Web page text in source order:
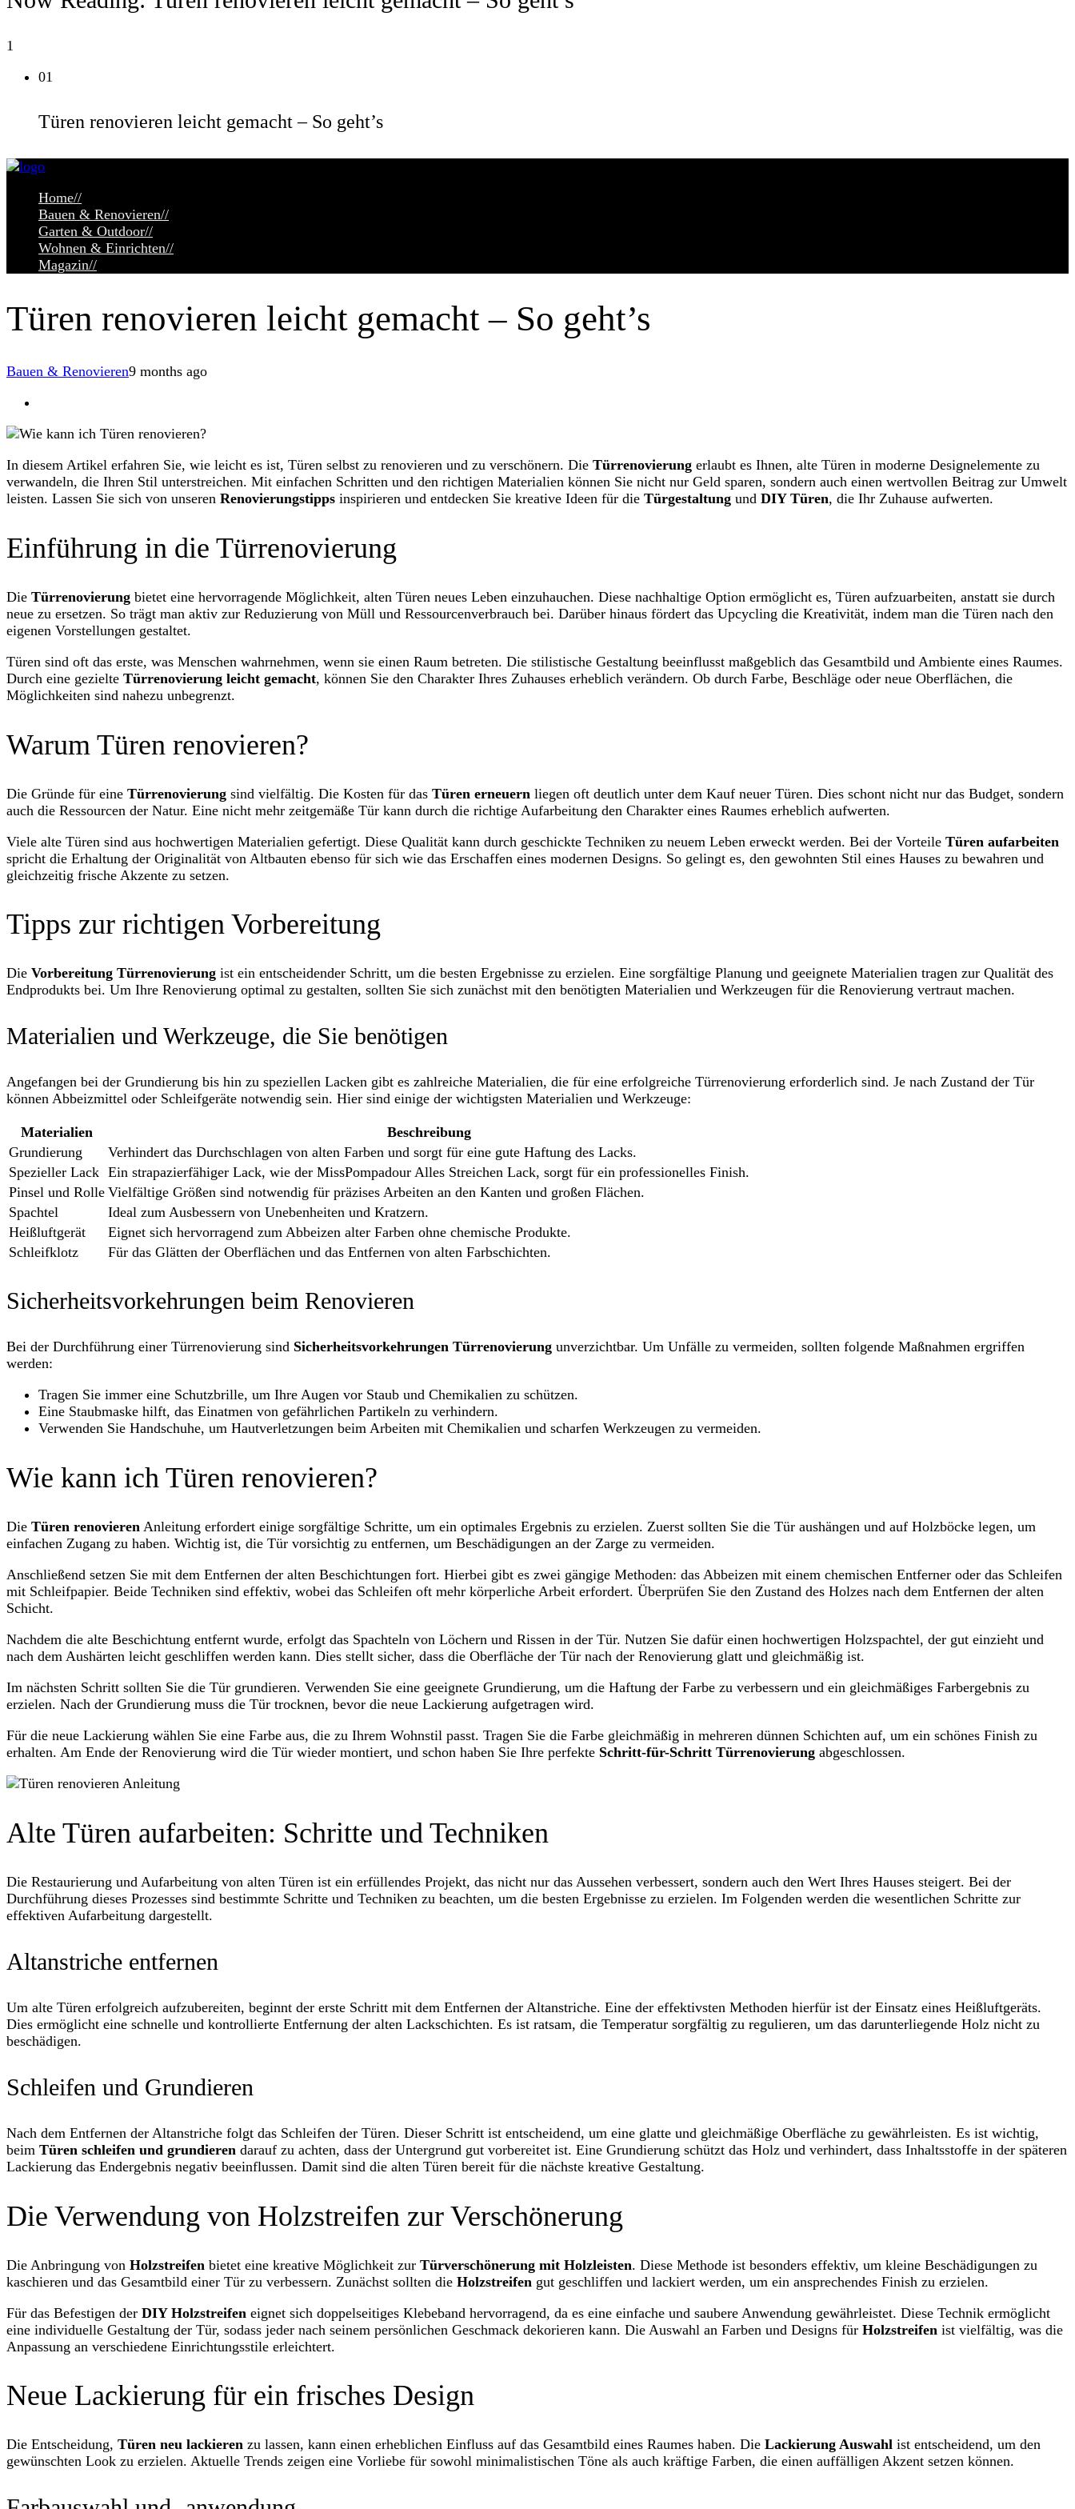
1
01
Türen renovieren leicht gemacht – So geht’s
Home//
Bauen & Renovieren//
Garten & Outdoor//
Wohnen & Einrichten//
Magazin//
Türen renovieren leicht gemacht – So geht’s
Bauen & Renovieren9 months ago
In diesem Artikel erfahren Sie, wie leicht es ist, Türen selbst zu renovieren und zu verschönern. Die Türrenovierung erlaubt es Ihnen, alte Türen in moderne Designelemente zu
verwandeln, die Ihren Stil unterstreichen. Mit einfachen Schritten und den richtigen Materialien können Sie nicht nur Geld sparen, sondern auch einen wertvollen Beitrag zur Umwelt
leisten. Lassen Sie sich von unseren Renovierungstipps inspirieren und entdecken Sie kreative Ideen für die Türgestaltung und DIY Türen, die Ihr Zuhause aufwerten.
Einführung in die Türrenovierung
Die Türrenovierung bietet eine hervorragende Möglichkeit, alten Türen neues Leben einzuhauchen. Diese nachhaltige Option ermöglicht es, Türen aufzuarbeiten, anstatt sie durch
neue zu ersetzen. So trägt man aktiv zur Reduzierung von Müll und Ressourcenverbrauch bei. Darüber hinaus fördert das Upcycling die Kreativität, indem man die Türen nach den
eigenen Vorstellungen gestaltet.
Türen sind oft das erste, was Menschen wahrnehmen, wenn sie einen Raum betreten. Die stilistische Gestaltung beeinflusst maßgeblich das Gesamtbild und Ambiente eines Raumes.
Durch eine gezielte Türrenovierung leicht gemacht, können Sie den Charakter Ihres Zuhauses erheblich verändern. Ob durch Farbe, Beschläge oder neue Oberflächen, die
Möglichkeiten sind nahezu unbegrenzt.
Warum Türen renovieren?
Die Gründe für eine Türrenovierung sind vielfältig. Die Kosten für das Türen erneuern liegen oft deutlich unter dem Kauf neuer Türen. Dies schont nicht nur das Budget, sondern
auch die Ressourcen der Natur. Eine nicht mehr zeitgemäße Tür kann durch die richtige Aufarbeitung den Charakter eines Raumes erheblich aufwerten.
Viele alte Türen sind aus hochwertigen Materialien gefertigt. Diese Qualität kann durch geschickte Techniken zu neuem Leben erweckt werden. Bei der Vorteile Türen aufarbeiten
spricht die Erhaltung der Originalität von Altbauten ebenso für sich wie das Erschaffen eines modernen Designs. So gelingt es, den gewohnten Stil eines Hauses zu bewahren und
gleichzeitig frische Akzente zu setzen.
Tipps zur richtigen Vorbereitung
Die Vorbereitung Türrenovierung ist ein entscheidender Schritt, um die besten Ergebnisse zu erzielen. Eine sorgfältige Planung und geeignete Materialien tragen zur Qualität des
Endprodukts bei. Um Ihre Renovierung optimal zu gestalten, sollten Sie sich zunächst mit den benötigten Materialien und Werkzeugen für die Renovierung vertraut machen.
Materialien und Werkzeuge, die Sie benötigen
Angefangen bei der Grundierung bis hin zu speziellen Lacken gibt es zahlreiche Materialien, die für eine erfolgreiche Türrenovierung erforderlich sind. Je nach Zustand der Tür
können Abbeizmittel oder Schleifgeräte notwendig sein. Hier sind einige der wichtigsten Materialien und Werkzeuge:
Materialien
Beschreibung
Grundierung
Verhindert das Durchschlagen von alten Farben und sorgt für eine gute Haftung des Lacks.
Spezieller Lack Ein strapazierfähiger Lack, wie der MissPompadour Alles Streichen Lack, sorgt für ein professionelles Finish.
Pinsel und Rolle Vielfältige Größen sind notwendig für präzises Arbeiten an den Kanten und großen Flächen.
Spachtel
Ideal zum Ausbessern von Unebenheiten und Kratzern.
Heißluftgerät
Eignet sich hervorragend zum Abbeizen alter Farben ohne chemische Produkte.
Schleifklotz
Für das Glätten der Oberflächen und das Entfernen von alten Farbschichten.
Sicherheitsvorkehrungen beim Renovieren
Bei der Durchführung einer Türrenovierung sind Sicherheitsvorkehrungen Türrenovierung unverzichtbar. Um Unfälle zu vermeiden, sollten folgende Maßnahmen ergriffen
werden:
Tragen Sie immer eine Schutzbrille, um Ihre Augen vor Staub und Chemikalien zu schützen.
Eine Staubmaske hilft, das Einatmen von gefährlichen Partikeln zu verhindern.
Verwenden Sie Handschuhe, um Hautverletzungen beim Arbeiten mit Chemikalien und scharfen Werkzeugen zu vermeiden.
Wie kann ich Türen renovieren?
Die Türen renovieren Anleitung erfordert einige sorgfältige Schritte, um ein optimales Ergebnis zu erzielen. Zuerst sollten Sie die Tür aushängen und auf Holzböcke legen, um
einfachen Zugang zu haben. Wichtig ist, die Tür vorsichtig zu entfernen, um Beschädigungen an der Zarge zu vermeiden.
Anschließend setzen Sie mit dem Entfernen der alten Beschichtungen fort. Hierbei gibt es zwei gängige Methoden: das Abbeizen mit einem chemischen Entferner oder das Schleifen
mit Schleifpapier. Beide Techniken sind effektiv, wobei das Schleifen oft mehr körperliche Arbeit erfordert. Überprüfen Sie den Zustand des Holzes nach dem Entfernen der alten
Schicht.
Nachdem die alte Beschichtung entfernt wurde, erfolgt das Spachteln von Löchern und Rissen in der Tür. Nutzen Sie dafür einen hochwertigen Holzspachtel, der gut einzieht und
nach dem Aushärten leicht geschliffen werden kann. Dies stellt sicher, dass die Oberfläche der Tür nach der Renovierung glatt und gleichmäßig ist.
Im nächsten Schritt sollten Sie die Tür grundieren. Verwenden Sie eine geeignete Grundierung, um die Haftung der Farbe zu verbessern und ein gleichmäßiges Farbergebnis zu
erzielen. Nach der Grundierung muss die Tür trocknen, bevor die neue Lackierung aufgetragen wird.
Für die neue Lackierung wählen Sie eine Farbe aus, die zu Ihrem Wohnstil passt. Tragen Sie die Farbe gleichmäßig in mehreren dünnen Schichten auf, um ein schönes Finish zu
erhalten. Am Ende der Renovierung wird die Tür wieder montiert, und schon haben Sie Ihre perfekte Schritt-für-Schritt Türrenovierung abgeschlossen.
Alte Türen aufarbeiten: Schritte und Techniken
Die Restaurierung und Aufarbeitung von alten Türen ist ein erfüllendes Projekt, das nicht nur das Aussehen verbessert, sondern auch den Wert Ihres Hauses steigert. Bei der
Durchführung dieses Prozesses sind bestimmte Schritte und Techniken zu beachten, um die besten Ergebnisse zu erzielen. Im Folgenden werden die wesentlichen Schritte zur
effektiven Aufarbeitung dargestellt.
Altanstriche entfernen
Um alte Türen erfolgreich aufzubereiten, beginnt der erste Schritt mit dem Entfernen der Altanstriche. Eine der effektivsten Methoden hierfür ist der Einsatz eines Heißluftgeräts.
Dies ermöglicht eine schnelle und kontrollierte Entfernung der alten Lackschichten. Es ist ratsam, die Temperatur sorgfältig zu regulieren, um das darunterliegende Holz nicht zu
beschädigen.
Schleifen und Grundieren
Nach dem Entfernen der Altanstriche folgt das Schleifen der Türen. Dieser Schritt ist entscheidend, um eine glatte und gleichmäßige Oberfläche zu gewährleisten. Es ist wichtig,
beim Türen schleifen und grundieren darauf zu achten, dass der Untergrund gut vorbereitet ist. Eine Grundierung schützt das Holz und verhindert, dass Inhaltsstoffe in der späteren
Lackierung das Endergebnis negativ beeinflussen. Damit sind die alten Türen bereit für die nächste kreative Gestaltung.
Die Verwendung von Holzstreifen zur Verschönerung
Die Anbringung von Holzstreifen bietet eine kreative Möglichkeit zur Türverschönerung mit Holzleisten. Diese Methode ist besonders effektiv, um kleine Beschädigungen zu
kaschieren und das Gesamtbild einer Tür zu verbessern. Zunächst sollten die Holzstreifen gut geschliffen und lackiert werden, um ein ansprechendes Finish zu erzielen.
Für das Befestigen der DIY Holzstreifen eignet sich doppelseitiges Klebeband hervorragend, da es eine einfache und saubere Anwendung gewährleistet. Diese Technik ermöglicht
eine individuelle Gestaltung der Tür, sodass jeder nach seinem persönlichen Geschmack dekorieren kann. Die Auswahl an Farben und Designs für Holzstreifen ist vielfältig, was die
Anpassung an verschiedene Einrichtungsstile erleichtert.
Neue Lackierung für ein frisches Design
Die Entscheidung, Türen neu lackieren zu lassen, kann einen erheblichen Einfluss auf das Gesamtbild eines Raumes haben. Die Lackierung Auswahl ist entscheidend, um den
gewünschten Look zu erzielen. Aktuelle Trends zeigen eine Vorliebe für sowohl minimalistischen Töne als auch kräftige Farben, die einen auffälligen Akzent setzen können.